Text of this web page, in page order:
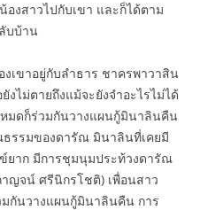
งสาวไปกับเขา และก็ได้ตาม
บบ้าน
เขาอยู่กับลำธาร ชาครพาวาสิน
ไม่ตายถึงแม้จะยังจำอะไรไม่ได้
มดก็ร่วมกันวางแผนกู้มินาลินคืน
รรมของดารัณ มินาลินที่เคยมี
ยาก มีการชุมนุมประท้วงดารัณ
ญจน์ ศรีนิกรโชติ) เพื่อนสาว
กันวางแผนกู้มินาลินคืน การ